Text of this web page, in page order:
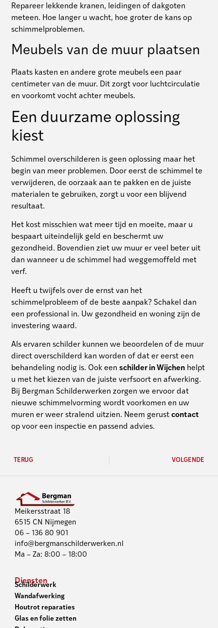
Repareer lekkende kranen, leidingen of dakgoten
meteen. Hoe langer u wacht, hoe groter de kans op
schimmelproblemen.
Meubels van de muur plaatsen
Plaats kasten en andere grote meubels een paar
centimeter van de muur. Dit zorgt voor luchtcirculatie
en voorkomt vocht achter meubels.
Een duurzame oplossing
kiest
Schimmel overschilderen is geen oplossing maar het
begin van meer problemen. Door eerst de schimmel te
verwijderen, de oorzaak aan te pakken en de juiste
materialen te gebruiken, zorgt u voor een blijvend
resultaat.
Het kost misschien wat meer tijd en moeite, maar u
bespaart uiteindelijk geld en beschermt uw
gezondheid. Bovendien ziet uw muur er veel beter uit
dan wanneer u de schimmel had weggemoffeld met
verf.
Heeft u twijfels over de ernst van het
schimmelprobleem of de beste aanpak? Schakel dan
een professional in. Uw gezondheid en woning zijn de
investering waard.
Als ervaren schilder kunnen we beoordelen of de muur
direct overschilderd kan worden of dat er eerst een
behandeling nodig is. Ook eenschilder in Wijchen helpt
u met het kiezen van de juiste verfsoort en afwerking.
Bij Bergman Schilderwerken zorgen we ervoor dat
nieuwe schimmelvorming wordt voorkomen en uw
muren er weer stralend uitzien. Neem gerustcontact
op voor een inspectie en passend advies.
TERUG VOLGENDE
Meikersstraat 18
6515 CN Nijmegen
06 – 136 80 901
info@bergmanschilderwerken.nl
Ma – Za: 8:00 – 18:00
Diensten
Schilderwerk
Wandafwerking
Houtrot reparaties
Glas en folie zetten